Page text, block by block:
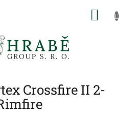
Crossfire II 2-